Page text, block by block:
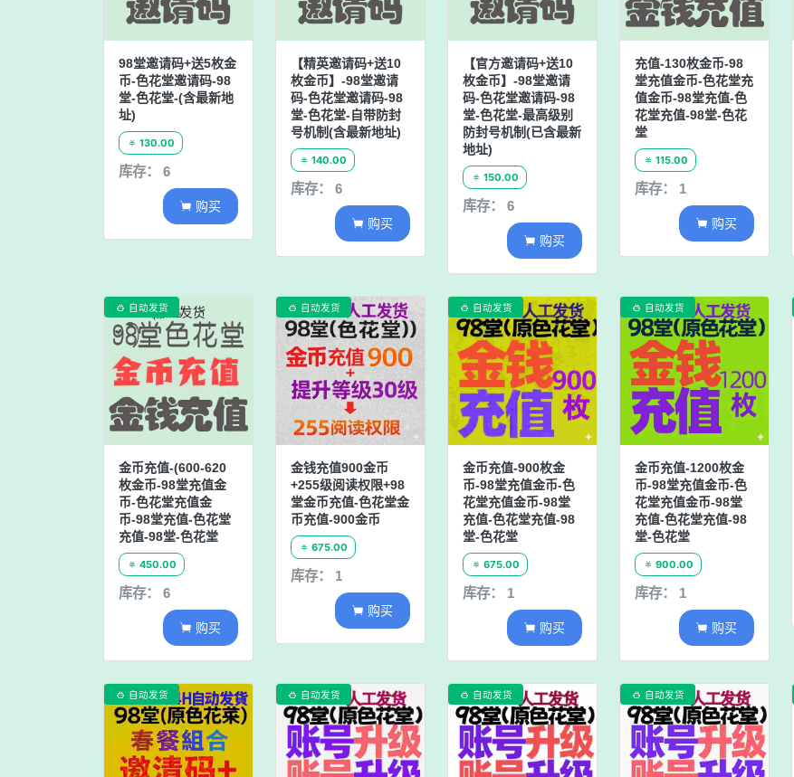
98堂邀请码+送5枚金
币-色花堂邀请码-98
堂-色花堂-(含最新地
址)
 130.00
库存： 6
 购买
【精英邀请码+送10
枚金币】-98堂邀请
码-色花堂邀请码-98
堂-色花堂-自带防封
号机制(含最新地址)
 140.00
库存： 6
 购买
【官方邀请码+送10
枚金币】-98堂邀请
码-色花堂邀请码-98
堂-色花堂-最高级别
防封号机制(已含最新
地址)
 150.00
库存： 6
 购买
充值-130枚金币-98
堂充值金币-色花堂充
值金币-98堂充值-色
花堂充值-98堂-色花
堂
 115.00
库存： 1
 购买
 自动发货
金币充值-(600-620
枚金币-98堂充值金
币-色花堂充值金
币-98堂充值-色花堂
充值-98堂-色花堂
 450.00
库存： 6
 购买
 自动发货
金钱充值900金币
+255级阅读权限+98
堂金币充值-色花堂金
币充值-900金币
 675.00
库存： 1
 购买
 自动发货
金币充值-900枚金
币-98堂充值金币-色
花堂充值金币-98堂
充值-色花堂充值-98
堂-色花堂
 675.00
库存： 1
 购买
 自动发货
金币充值-1200枚金
币-98堂充值金币-色
花堂充值金币-98堂
充值-色花堂充值-98
堂-色花堂
 900.00
库存： 1
 购买
 自动发货  自动发货  自动发货  自动发货